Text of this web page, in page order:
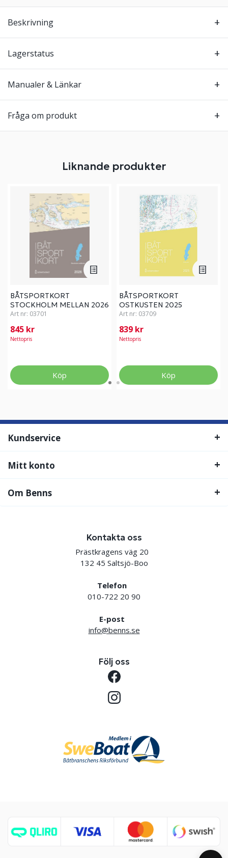
Beskrivning
Lagerstatus
Manualer & Länkar
Fråga om produkt
Liknande produkter
BÅTSPORTKORT
STOCKHOLM MELLAN 2026
Art nr: 03701
845 kr
Nettopris
Köp
BÅTSPORTKORT
OSTKUSTEN 2025
Art nr: 03709
839 kr
Nettopris
Köp
Kundservice
Mitt konto
Om Benns
Kontakta oss
Prästkragens väg 20
132 45 Saltsjö-Boo
Telefon
010-722 20 90
E-post
info@benns.se
Följ oss